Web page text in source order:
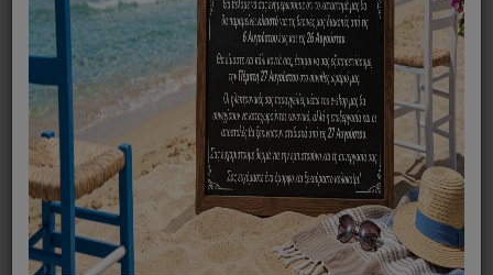
Home
Χύτρα
Πλαϊνή Λαβή Χύτρας Fissler Vitaquick 26cm Νέου Τύπου